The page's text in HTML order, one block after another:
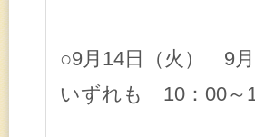
○9月14日（火） 9
いずれも 10：00～